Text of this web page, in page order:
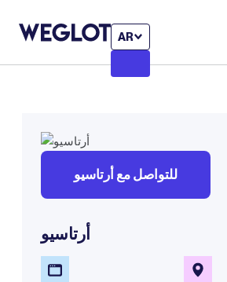
AR
للتواصل مع أرتاسيو
أرتاسيو